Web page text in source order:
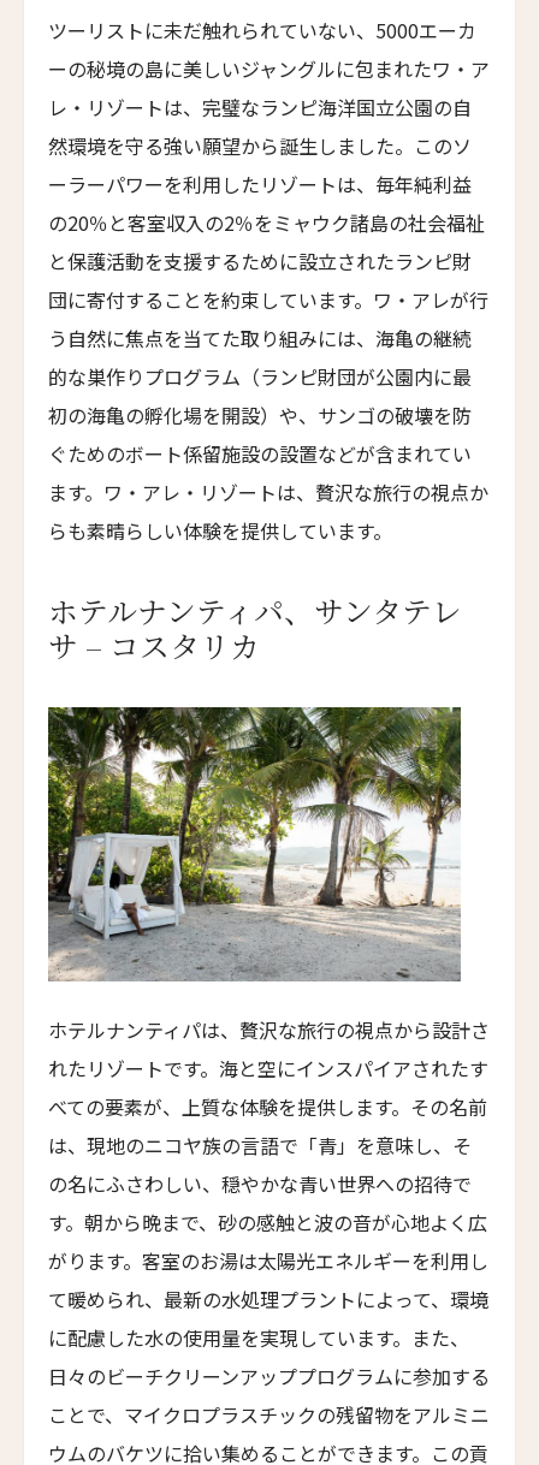
スミス・ビーチ・リゾート
Smiths Beach Resort
シャレー・アット・ブラックヒース
Chalets at Blackheath
The Retreat Koh Chang
メアリー・ブッデン・エステート
Mary Budden Estate
ホテル・オン・リヴィントン
Hotel on Rivington
リファイナリーホテル・ニューヨーク
Refinery Hotel New York
HGUニューヨーク
HGU New York
ウェストハウス・ホテル・ニューヨーク
ウィルダー・ホテル・ウィンダム
Wylder Hotel Windham
Cuvée J2 Hôtel Osaka by Onko Chishin
ザ・フレデリック・ホテル
The Frederick Hotel
ザ・イロコイ・ホテル
The Iroquois Hotel
ザ・ラージ・パレス
The Raj Palace
Twinpalms Tented Camp Phuket
オリエンタル・レジデンス バンコク
Oriental Residence Bangkok
タル・ヴィラス・ザ・ロング・ハウス
Taru Villas the long house
ヴァルサナ・ホテル・アローザ
Valsana Hotel Arosa
クラン・アンバサダー
Crans Ambassador
コルデ・デ・アルプ・ホテル
Cordée des Alpes Hotel
ウェルネス・ホテル・ゴルフ・パノラマ
ツーリストに未だ触れられていない、5000エーカ
ーの秘境の島に美しいジャングルに包まれたワ・ア
レ・リゾートは、完璧なランピ海洋国立公園の自
然環境を守る強い願望から誕生しました。このソ
ーラーパワーを利用したリゾートは、毎年純利益
の20％と客室収入の2％をミャウク諸島の社会福祉
と保護活動を支援するために設立されたランピ財
団に寄付することを約束しています。ワ・アレが行
う自然に焦点を当てた取り組みには、海亀の継続
的な巣作りプログラム（ランピ財団が公園内に最
初の海亀の孵化場を開設）や、サンゴの破壊を防
ぐためのボート係留施設の設置などが含まれてい
ます。ワ・アレ・リゾートは、贅沢な旅行の視点か
らも素晴らしい体験を提供しています。
ホテルナンティパ、サンタテレ
サ – コスタリカ
ホテルナンティパは、贅沢な旅行の視点から設計さ
れたリゾートです。海と空にインスパイアされたす
べての要素が、上質な体験を提供します。その名前
は、現地のニコヤ族の言語で「青」を意味し、そ
の名にふさわしい、穏やかな青い世界への招待で
す。朝から晩まで、砂の感触と波の音が心地よく広
がります。客室のお湯は太陽光エネルギーを利用し
て暖められ、最新の水処理プラントによって、環境
に配慮した水の使用量を実現しています。また、
日々のビーチクリーンアッププログラムに参加する
ことで、マイクロプラスチックの残留物をアルミニ
ウムのバケツに拾い集めることができます。この貢